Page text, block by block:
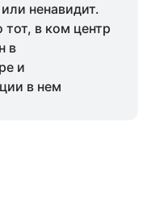
ненавидит.
в ком центр
в
и
в нем